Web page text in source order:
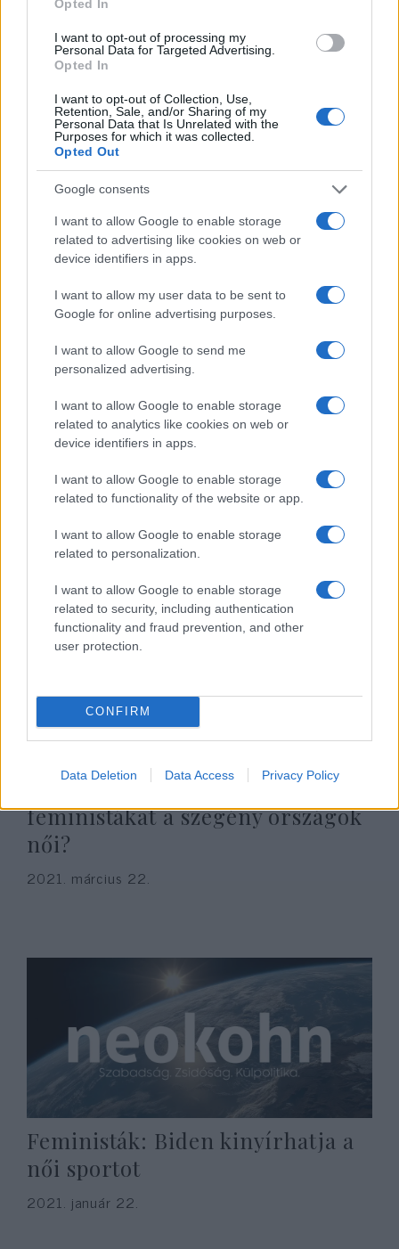
Opted In
I want to opt-out of processing my
Personal Data for Targeted Advertising.
Opted In
I want to opt-out of Collection, Use,
Retention, Sale, and/or Sharing of my
Personal Data that Is Unrelated with the
Purposes for which it was collected.
Opted Out
Google consents
I want to allow Google to enable storage
related to advertising like cookies on web or
device identifiers in apps.
I want to allow my user data to be sent to
Google for online advertising purposes.
I want to allow Google to send me
personalized advertising.
I want to allow Google to enable storage
related to analytics like cookies on web or
device identifiers in apps.
I want to allow Google to enable storage
related to functionality of the website or app.
I want to allow Google to enable storage
related to personalization.
I want to allow Google to enable storage
related to security, including authentication
functionality and fraud prevention, and other
user protection.
CONFIRM
Data Deletion Data Access Privacy Policy
Egy amerikai női magazin
szerint több abortusz kéne a
filmekbe
2021. július 23.
Véget ér valaha az abortusz-vita?
Hajdú Tímea
2021. május 31.
Miért nem érdeklik a nyugati
feministákat a szegény országok
női?
2021. március 22.
Feministák: Biden kinyírhatja a
női sportot
2021. január 22.